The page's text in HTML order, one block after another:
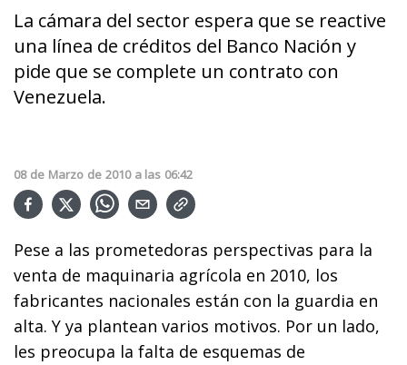
La cámara del sector espera que se reactive
una línea de créditos del Banco Nación y
pide que se complete un contrato con
Venezuela.
08 de Marzo de 2010 a las 06:42
Pese a las prometedoras perspectivas para la
venta de maquinaria agrícola en 2010, los
fabricantes nacionales están con la guardia en
alta. Y ya plantean varios motivos. Por un lado,
les preocupa la falta de esquemas de